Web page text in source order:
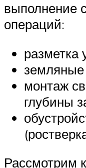
выполнение
операций:
разметка
монтаж
глубины
Рассмотрим